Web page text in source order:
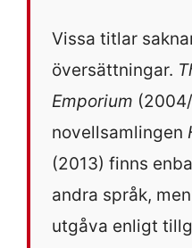
Vissa titlar
översättningar.
Emporium
novellsamlingen
(2013) finns
andra språk,
utgåva enligt